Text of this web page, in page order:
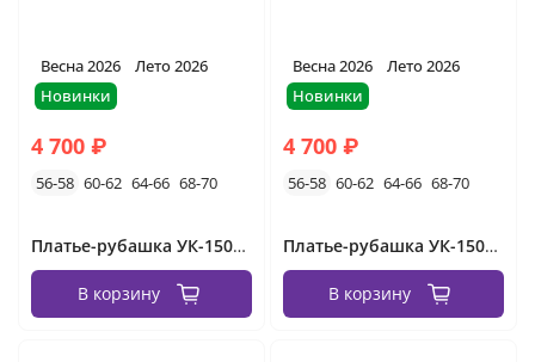
Весна 2026
Лето 2026
Новинки
4 700 ₽
56-58 60-62 64-66 68-70
Платье-рубашка УК-1505-2 Фабрика Моды
В корзину
Весна 2026
Лето 2026
Новинки
4 700 ₽
56-58 60-62 64-66 68-70
Платье-рубашка УК-1505-1 Фабрика Моды
В корзину